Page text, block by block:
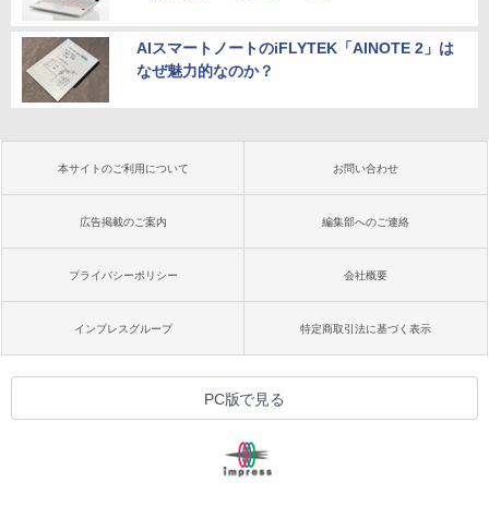
AIスマートノートのiFLYTEK「AINOTE 2」は
なぜ魅力的なのか？
本サイトのご利用について お問い合わせ
広告掲載のご案内 編集部へのご連絡
プライバシーポリシー 会社概要
インプレスグループ 特定商取引法に基づく表示
PC版で見る